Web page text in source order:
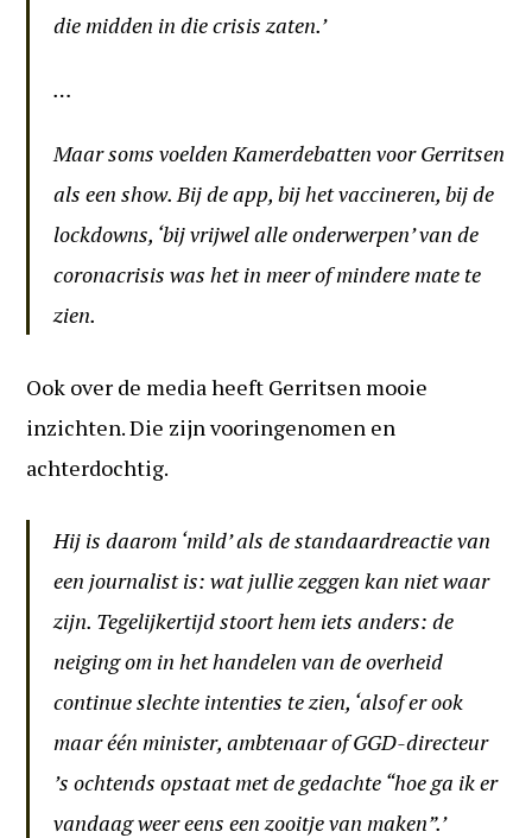
die midden in die crisis zaten.’
…
Maar soms voelden Kamerdebatten voor Gerritsen
als een show. Bij de app, bij het vaccineren, bij de
lockdowns, ‘bij vrijwel alle onderwerpen’ van de
coronacrisis was het in meer of mindere mate te
zien.
Ook over de media heeft Gerritsen mooie
inzichten. Die zijn vooringenomen en
achterdochtig.
Hij is daarom ‘mild’ als de standaardreactie van
een journalist is: wat jullie zeggen kan niet waar
zijn. Tegelijkertijd stoort hem iets anders: de
neiging om in het handelen van de overheid
continue slechte intenties te zien, ‘alsof er ook
maar één minister, ambtenaar of GGD-directeur
’s ochtends opstaat met de gedachte “hoe ga ik er
vandaag weer eens een zooitje van maken”.’